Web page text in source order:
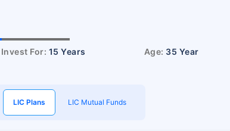
Invest For: 15 Years Age: 35 Year
LIC Plans LIC Mutual Funds